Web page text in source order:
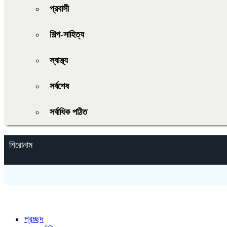
প্রবাসী
শিল্প-সাহিত্য
স্বাস্থ্য
সর্বশেষ
সর্বাধিক পঠিত
শিরোনাম
প্রচ্ছদ